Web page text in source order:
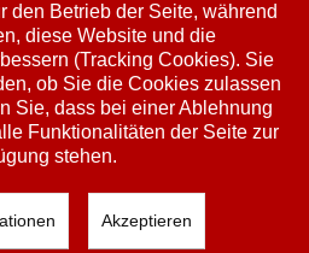
den Betrieb der Seite, während
diese Website und die
(Tracking Cookies). Sie
ob Sie die Cookies zulassen
Sie, dass bei einer Ablehnung
Funktionalitäten der Seite zur
stehen.
Akzeptieren